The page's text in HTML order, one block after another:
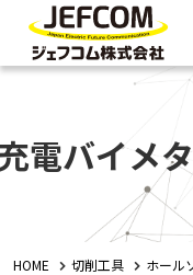
電バイメ
HOME 切削工具 ホール